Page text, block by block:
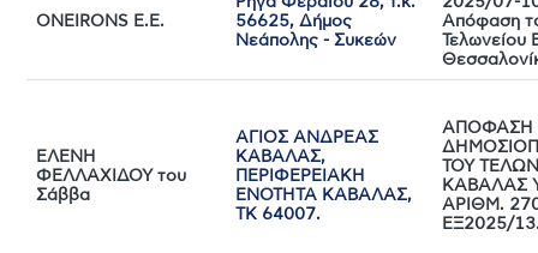
ONΕΙRONS E.E.
56625, Δήμος
Νεάπολης - Συκεών
Απόφαση
Τελωνείου
ΕΛΕΝΗ
ΦΕΛΛΑΧΙΔΟΥ του
Σάββα
ΑΓΙΟΣ ΑΝΔΡΕΑΣ
ΚΑΒΑΛΑΣ,
ΠΕΡΙΦΕΡΕΙΑΚΗ
ΕΝΟΤΗΤΑ ΚΑΒΑΛΑΣ,
ΤΚ 64007.
ΑΠΟΦΑΣΗ
ΤΟΥ
ΚΑΒΑΛΑΣ
ΑΡΙΘΜ.
ΕΞ2025/